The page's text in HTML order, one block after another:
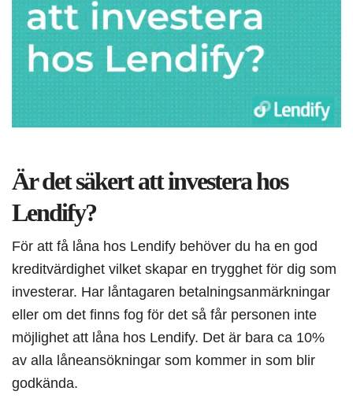
Är det säkert att investera hos
Lendify?
För att få låna hos Lendify behöver du ha en god
kreditvärdighet vilket skapar en trygghet för dig som
investerar. Har låntagaren betalningsanmärkningar
eller om det finns fog för det så får personen inte
möjlighet att låna hos Lendify. Det är bara ca 10%
av alla låneansökningar som kommer in som blir
godkända.